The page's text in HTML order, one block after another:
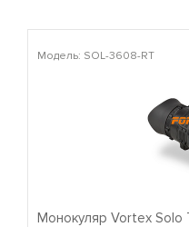
Модель: SOL-3608-RT
Монокуляр Vortex Solo